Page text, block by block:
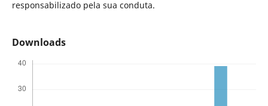
responsabilizado pela sua conduta.
Downloads